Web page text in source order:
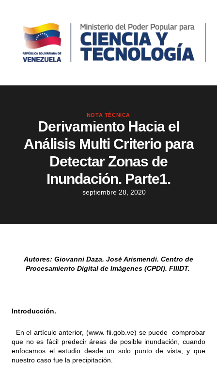
NOTA TÉCNICA
Derivamiento Hacia el
Análisis Multi Criterio para
Detectar Zonas de
Inundación. Parte1.
septiembre 28, 2020
Autores: Giovanni Daza. José Arismendi. Centro de
Procesamiento Digital de Imágenes (CPDI). FIIIDT.
Introducción.
En el artículo anterior, (www. fii.gob.ve) se puede comprobar
que no es fácil predecir áreas de posible inundación, cuando
enfocamos el estudio desde un solo punto de vista, y que
nuestro caso fue la precipitación.